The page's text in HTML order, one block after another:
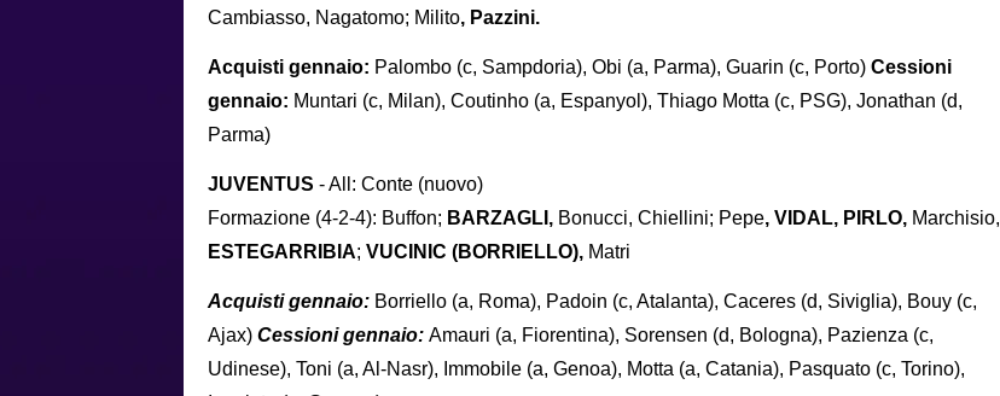
Cambiasso, Nagatomo; Milito, Pazzini.
Acquisti gennaio: Palombo (c, Sampdoria), Obi (a, Parma), Guarin (c, Porto) Cessioni
gennaio: Muntari (c, Milan), Coutinho (a, Espanyol), Thiago Motta (c, PSG), Jonathan (d,
Parma)
JUVENTUS - All: Conte (nuovo)
Formazione (4-2-4): Buffon; BARZAGLI, Bonucci, Chiellini; Pepe, VIDAL, PIRLO, Marchisio,
ESTEGARRIBIA; VUCINIC (BORRIELLO), Matri
Acquisti gennaio: Borriello (a, Roma), Padoin (c, Atalanta), Caceres (d, Siviglia), Bouy (c,
Ajax) Cessioni gennaio: Amauri (a, Fiorentina), Sorensen (d, Bologna), Pazienza (c,
Udinese), Toni (a, Al-Nasr), Immobile (a, Genoa), Motta (a, Catania), Pasquato (c, Torino),